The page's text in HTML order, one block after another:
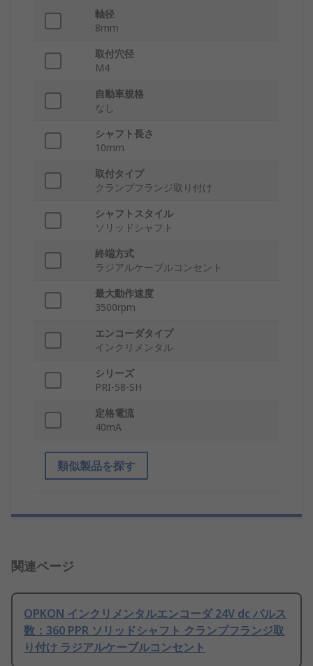
軸径
8mm
取付穴径
M4
自動車規格
なし
シャフト長さ
10mm
取付タイプ
クランプフランジ取り付け
シャフトスタイル
ソリッドシャフト
終端方式
ラジアルケーブルコンセント
最大動作速度
3500rpm
エンコーダタイプ
インクリメンタル
シリーズ
PRI-58-SH
定格電流
40mA
類似製品を探す
関連ページ
OPKON インクリメンタルエンコーダ 24V dc パルス
数：360 PPR ソリッドシャフト クランプフランジ取
り付け ラジアルケーブルコンセント